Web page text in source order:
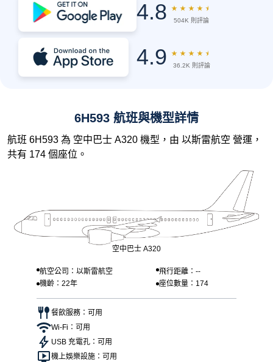
4.8 ★ ★ ★ ★ ★
504K 則評論
4.9 ★ ★ ★ ★ ★
36.2K 則評論
6H593 航班與機型詳情
航班 6H593 為 空中巴士 A320 機型，由 以斯雷航空 營運，
共有 174 個座位。
空中巴士 A320
航空公司：以斯雷航空
飛行距離：--
機齡：22年
座位數量：174
餐飲服務：可用
Wi-Fi：可用
USB 充電孔：可用
機上娛樂設施：可用